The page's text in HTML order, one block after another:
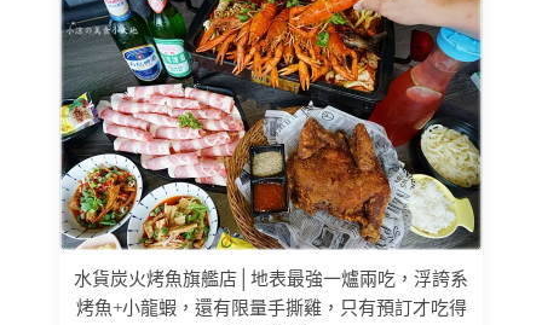
水貨炭火烤魚旗艦店│地表最強一爐兩吃，浮誇系
烤魚+小龍蝦，還有限量手撕雞，只有預訂才吃得